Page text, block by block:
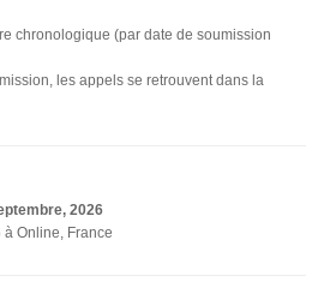
chronologique (par date de soumission
les appels se retrouvent dans la
2026
à Online, France